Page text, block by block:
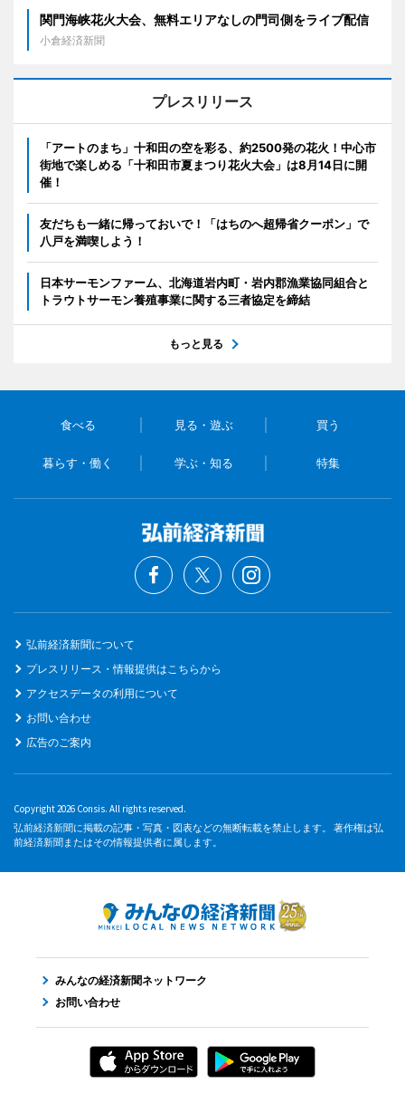
関門海峡花火大会、無料エリアなしの門司側をライブ配信
小倉経済新聞
プレスリリース
「アートのまち」十和田の空を彩る、約2500発の花火！中心市
街地で楽しめる「十和田市夏まつり花火大会」は8月14日に開
催！
友だちも一緒に帰っておいで！「はちのへ超帰省クーポン」で
八戸を満喫しよう！
日本サーモンファーム、北海道岩内町・岩内郡漁業協同組合と
トラウトサーモン養殖事業に関する三者協定を締結
もっと見る
食べる 見る・遊ぶ 買う
暮らす・働く 学ぶ・知る 特集
弘前経済新聞について
プレスリリース・情報提供はこちらから
アクセスデータの利用について
お問い合わせ
広告のご案内
Copyright 2026 Consis. All rights reserved.
弘前経済新聞に掲載の記事・写真・図表などの無断転載を禁止します。 著作権は弘
前経済新聞またはその情報提供者に属します。
みんなの経済新聞ネットワーク
お問い合わせ